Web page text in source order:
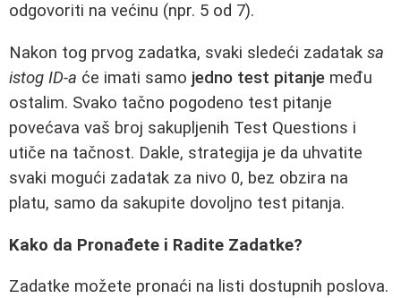
odgovoriti na većinu (npr. 5 od 7).
Nakon tog prvog zadatka, svaki sledeći zadatak sa
istog ID-a će imati samo jedno test pitanje među
ostalim. Svako tačno pogodeno test pitanje
povećava vaš broj sakupljenih Test Questions i
utiče na tačnost. Dakle, strategija je da uhvatite
svaki mogući zadatak za nivo 0, bez obzira na
platu, samo da sakupite dovoljno test pitanja.
Kako da Pronađete i Radite Zadatke?
Zadatke možete pronaći na listi dostupnih poslova.